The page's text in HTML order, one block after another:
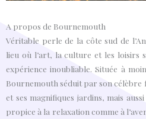
A propos de Bournemouth
Véritable perle de la côte sud de
lieu où l’art, la culture et les
expérience inoubliable. Située à
Bournemouth séduit par son célèbre
et ses magnifiques jardins, mais
propice à la relaxation comme à